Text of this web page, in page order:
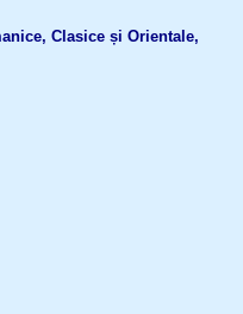
Clasice și Orientale,